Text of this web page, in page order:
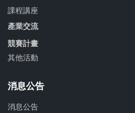
課程講座
產業交流
競賽計畫
其他活動
消息公告
消息公告